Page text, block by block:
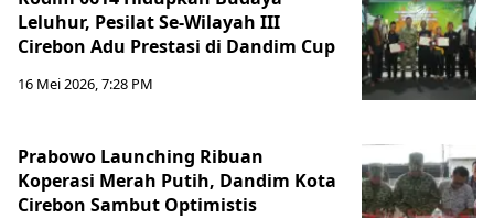
Leluhur, Pesilat Se-Wilayah III
Cirebon Adu Prestasi di Dandim Cup
16 Mei 2026, 7:28 PM
Prabowo Launching Ribuan
Koperasi Merah Putih, Dandim Kota
Cirebon Sambut Optimistis